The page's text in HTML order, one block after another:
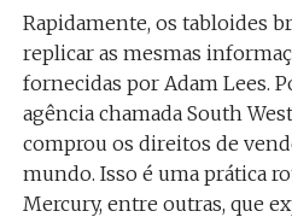
Rapidamente, os tabloides
replicar as mesmas
fornecidas por Adam Lees.
agência chamada South
comprou os direitos de
mundo. Isso é uma prática
Mercury, entre outras, que